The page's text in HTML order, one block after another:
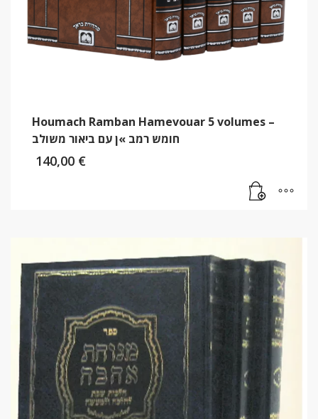
Houmach Ramban Hamevouar 5 volumes –
חומש רמב »ן עם ביאור משולב
140,00 €